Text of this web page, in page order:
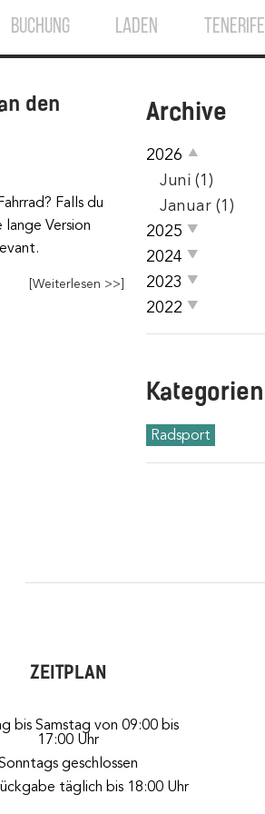
BUCHUNG LADEN TENERIFE
den
Version
[Weiterlesen >>]
Archive
2026
Juni (1)
Januar (1)
2025
2024
2023
2022
Kategorien
Radsport
ZEITPLAN
bis Samstag von 09:00 bis
17:00 Uhr
geschlossen
täglich bis 18:00 Uhr